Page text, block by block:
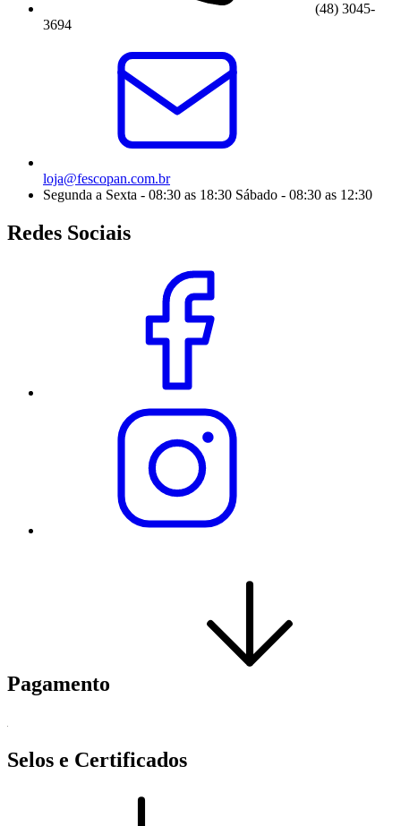
(48) 3045-
3694
loja@fescopan.com.br
Segunda a Sexta - 08:30 as 18:30 Sábado - 08:30 as 12:30
Redes Sociais
Pagamento
Selos e Certificados